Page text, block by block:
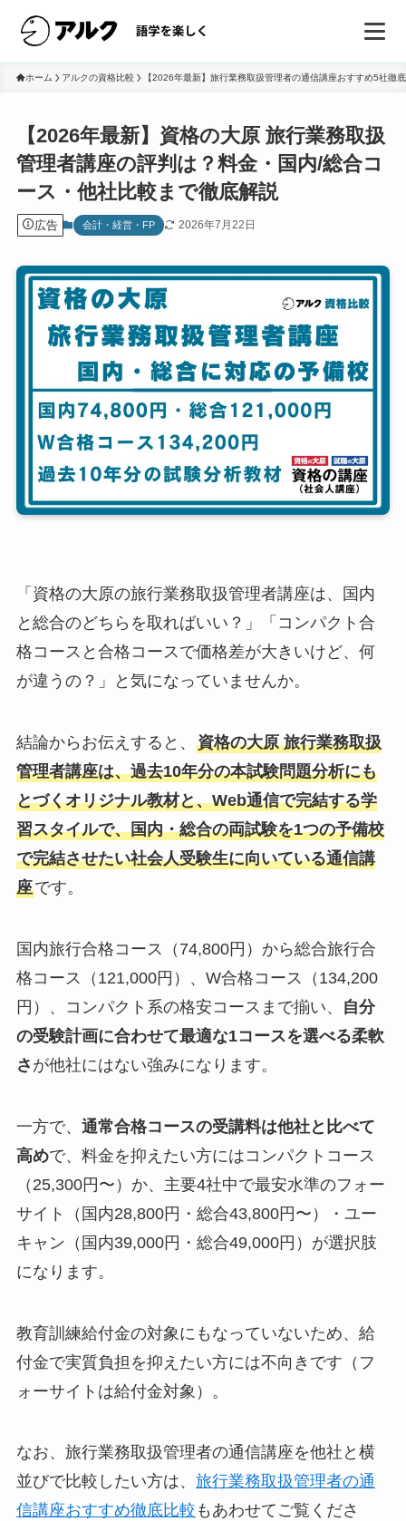
ホーム アルクの資格比較 【2026年最新】旅行業務取扱管理者の通信講座おすすめ5社徹
【2026年最新】資格の大原 旅行業務取扱
管理者講座の評判は？料金・国内/総合コ
ース・他社比較まで徹底解説
広告 会計・経営・FP 2026年7月22日
「資格の大原の旅行業務取扱管理者講座は、国内
と総合のどちらを取ればいい？」「コンパクト合
格コースと合格コースで価格差が大きいけど、何
が違うの？」と気になっていませんか。
結論からお伝えすると、 資格の大原 旅行業務取扱
管理者講座は、過去10年分の本試験問題分析にも
とづくオリジナル教材と、Web通信で完結する学
習スタイルで、国内・総合の両試験を1つの予備校
で完結させたい社会人受験生に向いている通信講
座です。
国内旅行合格コース（74,800円）から総合旅行合
格コース（121,000円）、W合格コース（134,200
円）、コンパクト系の格安コースまで揃い、
自分
の受験計画に合わせて最適な1コースを選べる柔軟
さ が他社にはない強みになります。
一方で、 通常合格コースの受講料は他社と比べて
高めで、料金を抑えたい方にはコンパクトコース
（25,300円〜）か、主要4社中で最安水準のフォー
サイト（国内28,800円・総合43,800円〜）・ユー
キャン（国内39,000円・総合49,000円）が選択肢
になります。
教育訓練給付金の対象にもなっていないため、給
付金で実質負担を抑えたい方には不向きです（フ
ォーサイトは給付金対象）。
なお、旅行業務取扱管理者の通信講座を他社と横
並びで比較したい方は、 旅行業務取扱管理者の通
信講座おすすめ徹底比較 もあわせてご覧くださ